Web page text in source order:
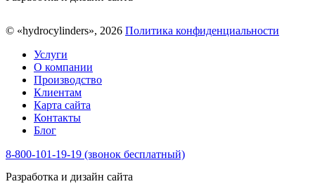
© «hydrocylinders», 2026 Политика конфиденциальности
Услуги
О компании
Производство
Клиентам
Карта сайта
Контакты
Блог
8-800-101-19-19 (звонок бесплатный)
Разработка и дизайн сайта